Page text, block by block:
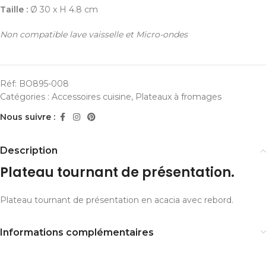
Taille : Ø 30 x H 4.8 cm
Non compatible lave vaisselle et Micro-ondes
Réf: BO895-008
Catégories : Accessoires cuisine, Plateaux à fromages
Nous suivre :
Description
Plateau tournant de présentation.
Plateau tournant de présentation en acacia avec rebord.
Informations complémentaires